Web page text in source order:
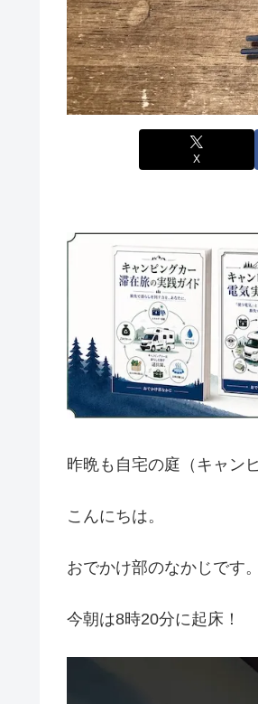
X
昨晩も自宅の庭（キャン
こんにちは。
おでかけ部のなかじです。
今朝は8時20分に起床！